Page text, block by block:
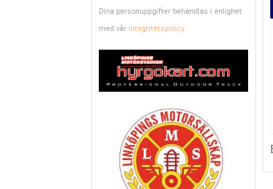
Dina personuppgifter behandlas i enlighet
med vår integritetspolicy.